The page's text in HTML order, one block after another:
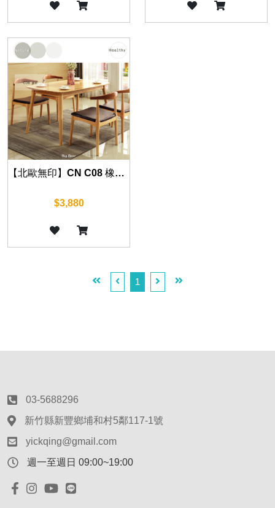
【北歐無印】CN C08 橡木餐桌 120cm/130cm/140cm/160cm
$3,880
1
03-5688296
新竹縣新豐鄉埔和村5鄰117-1號
yickqing@gmail.com
週一至週日 09:00~19:00